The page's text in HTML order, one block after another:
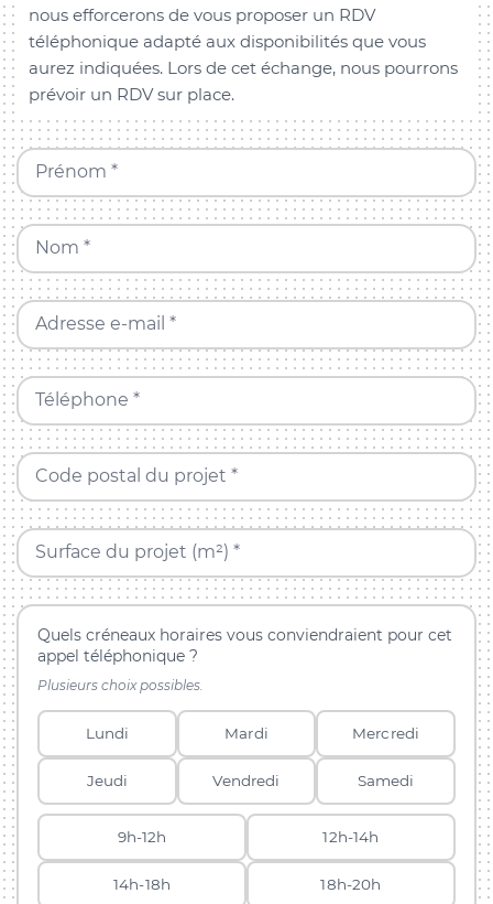
nous efforcerons de vous proposer un RDV
téléphonique adapté aux disponibilités que vous
aurez indiquées. Lors de cet échange, nous pourrons
prévoir un RDV sur place.
Prénom *
Nom *
Adresse e-mail *
Téléphone *
Code postal du projet *
Surface du projet (m²) *
Quels créneaux horaires vous conviendraient pour cet
appel téléphonique ?
Plusieurs choix possibles.
Lundi Mardi Mercredi
Jeudi Vendredi Samedi
9h-12h 12h-14h
14h-18h 18h-20h